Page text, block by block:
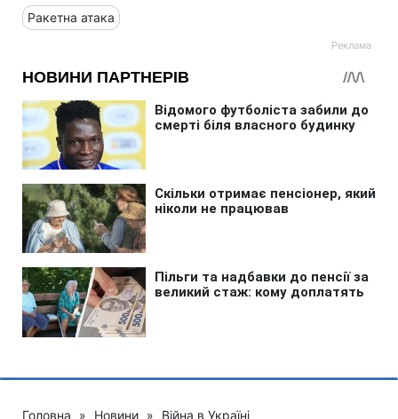
Ракетна атака
Головна » Новини » Війна в Україні